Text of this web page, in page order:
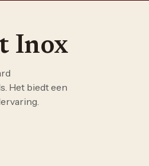
Inox
Het biedt een